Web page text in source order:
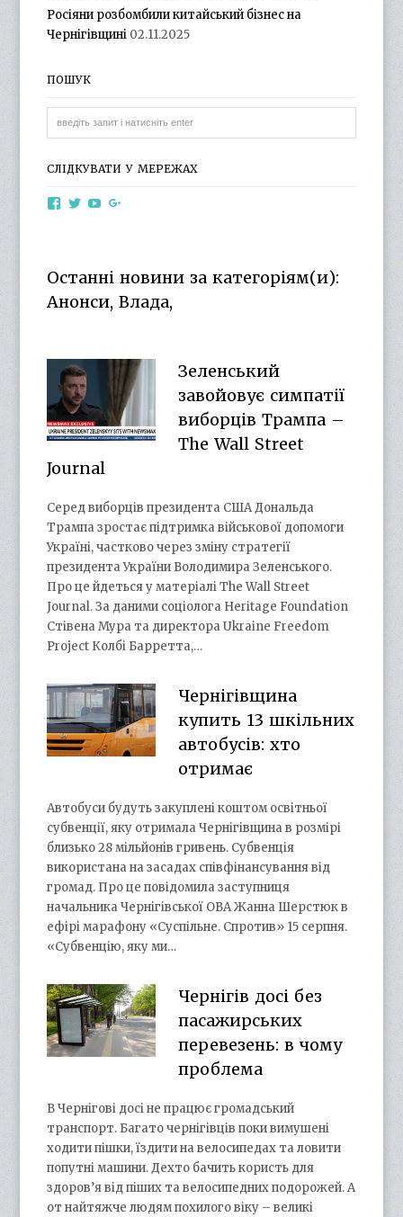
Росіяни розбомбили китайський бізнес на
Чернігівщині 02.11.2025
ПОШУК
СЛІДКУВАТИ У МЕРЕЖАХ
ViewViewView
YouTube
Останні новини за категоріям(и):
Анонси, Влада,
Зеленський
завойовує симпатії
виборців Трампа –
The Wall Street
Journal
Серед виборців президента США Дональда
Трампа зростає підтримка військової допомоги
Україні, частково через зміну стратегії
президента України Володимира Зеленського.
Про це йдеться у матеріалі The Wall Street
Journal. За даними соціолога Heritage Foundation
Стівена Мура та директора Ukraine Freedom
Project Колбі Барретта,…
Чернігівщина
купить 13 шкільних
автобусів: хто
отримає
Автобуси будуть закуплені коштом освітньої
субвенції, яку отримала Чернігівщина в розмірі
близько 28 мільйонів гривень. Субвенція
використана на засадах співфінансування від
громад. Про це повідомила заступниця
начальника Чернігівської ОВА Жанна Шерстюк в
ефірі марафону «Суспільне. Спротив» 15 серпня.
«Субвенцію, яку ми…
Чернігів досі без
пасажирських
перевезень: в чому
проблема
В Чернігові досі не працює громадський
транспорт. Багато чернігівців поки вимушені
ходити пішки, їздити на велосипедах та ловити
попутні машини. Дехто бачить користь для
здоров’я від піших та велосипедних подорожей. А
от найтяжче людям похилого віку – великі